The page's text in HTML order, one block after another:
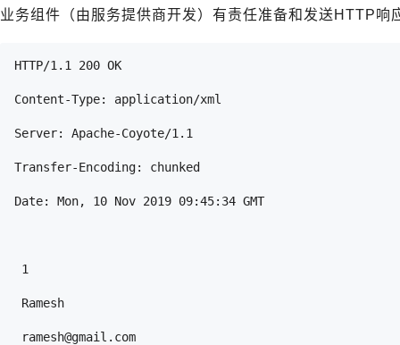
业务组件（由服务提供商开发）有责任准备和发送HTTP响
HTTP/1.1 200 OK
Content-Type: application/xml
Server: Apache-Coyote/1.1
Transfer-Encoding: chunked
Date: Mon, 10 Nov 2019 09:45:34 GMT
1
Ramesh
ramesh@gmail.com